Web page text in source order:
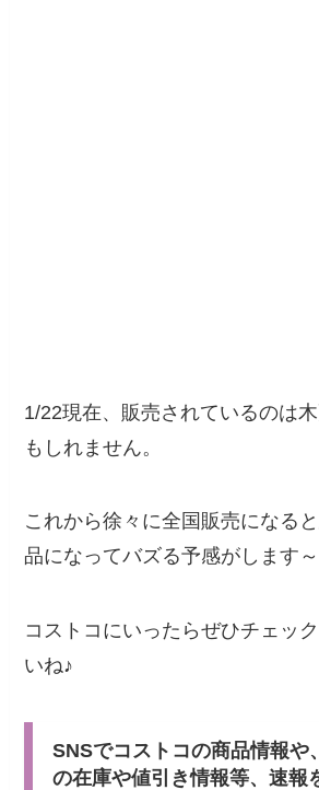
1/22現在、販売されているのは
もしれません。
これから徐々に全国販売になる
品になってバズる予感がします
コストコにいったらぜひチェッ
いね♪
SNSでコストコの商品情報や
の在庫や値引き情報等、速報